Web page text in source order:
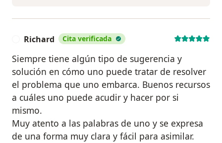
Richard Cita verificada
Siempre tiene algún tipo de sugerencia y
solución en cómo uno puede tratar de resolver
el problema que uno embarca. Buenos recursos
a cuáles uno puede acudir y hacer por si
mismo.
Muy atento a las palabras de uno y se expresa
de una forma muy clara y fácil para asimilar.